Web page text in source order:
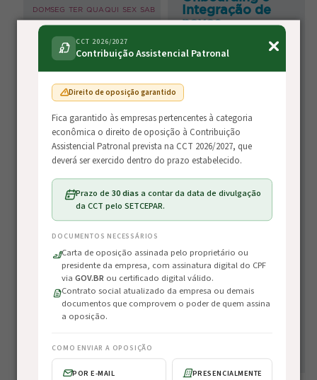
CCT 2026/2027
Contribuição Assistencial Patronal
Direito de oposição garantido
Fica garantido às empresas pertencentes à categoria
econômica o direito de oposição à Contribuição
Assistencial Patronal prevista na CCT 2026/2027, que
deverá ser exercido dentro do prazo estabelecido.
Prazo de 30 diasa contar da data de divulgação
da CCT pelo SETCEPAR.
DOCUMENTOS NECESSÁRIOS
Carta de oposição assinada pelo proprietário ou
presidente da empresa, com assinatura digital do CPF
viaGOV.BR ou certificado digital válido.
Contrato social atualizado da empresa ou demais
documentos que comprovem o poder de quem assina
a oposição.
COMO ENVIAR A OPOSIÇÃO
POR E-MAIL PRESENCIALMENTE
DOMSEG TER QUA QUI SEX SAB
10 11 12 13 14 15
17 18 19 20 21 22
24 2526 27 28 29
Integração de
novos
Integração de novos
colaboradores
CT-e e MDF-e na
Prática (agosto )
Instrutor de
motorista
(Agosto)
Formação de Instrutor
Área da empresa
ESTRATÉGICO
OPERACIONAL